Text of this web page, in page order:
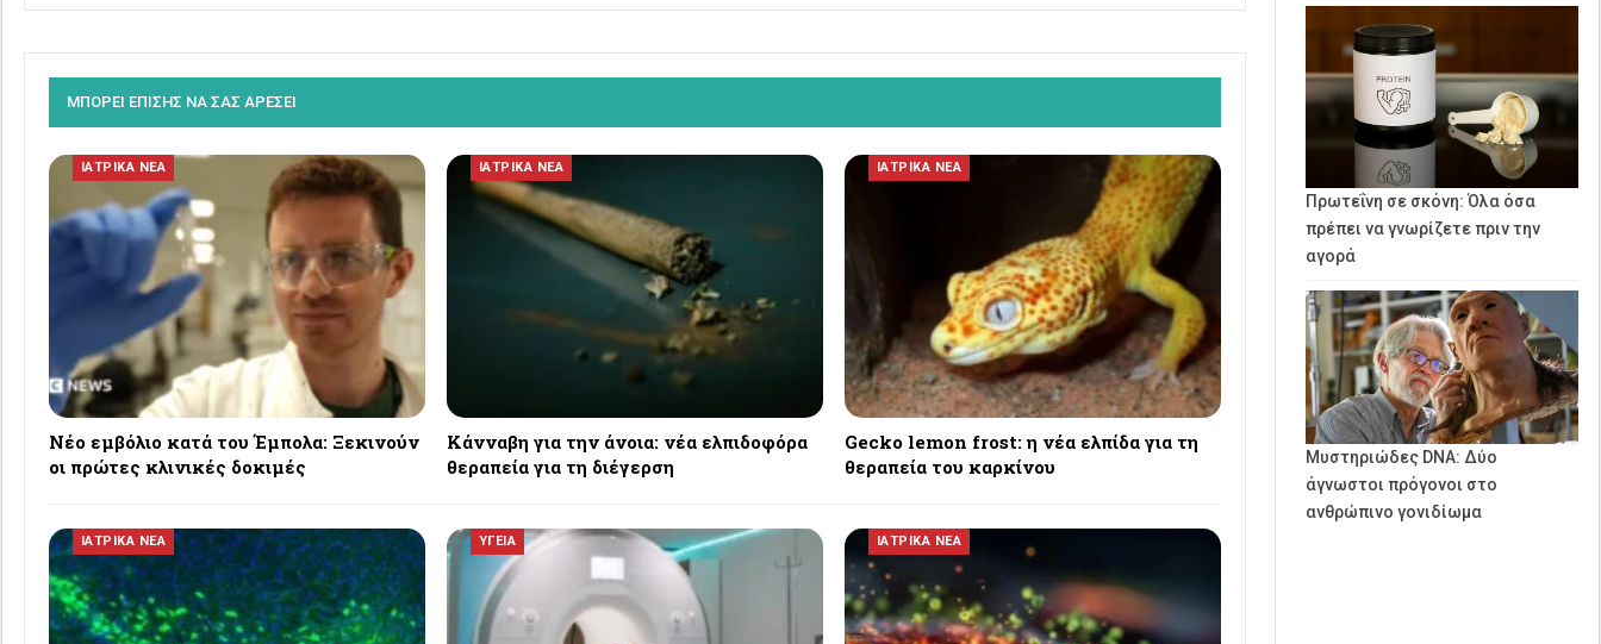
ΜΠΟΡΕΙ ΕΠΙΣΗΣ ΝΑ ΣΑΣ ΑΡΕΣΕΙ
ΙΑΤΡΙΚΑ ΝΕΑ
Νέο εμβόλιο κατά του Έμπολα: Ξεκινούν
οι πρώτες κλινικές δοκιμές
ΙΑΤΡΙΚΑ ΝΕΑ
Κάνναβη για την άνοια: νέα ελπιδοφόρα
θεραπεία για τη διέγερση
ΙΑΤΡΙΚΑ ΝΕΑ
Gecko lemon frost: η νέα ελπίδα για τη
θεραπεία του καρκίνου
ΙΑΤΡΙΚΑ ΝΕΑ ΥΓΕΙΑ ΙΑΤΡΙΚΑ ΝΕΑ
Πρωτεΐνη σε σκόνη: Όλα όσα
πρέπει να γνωρίζετε πριν την
αγορά
Μυστηριώδες DNA: Δύο
άγνωστοι πρόγονοι στο
ανθρώπινο γονιδίωμα